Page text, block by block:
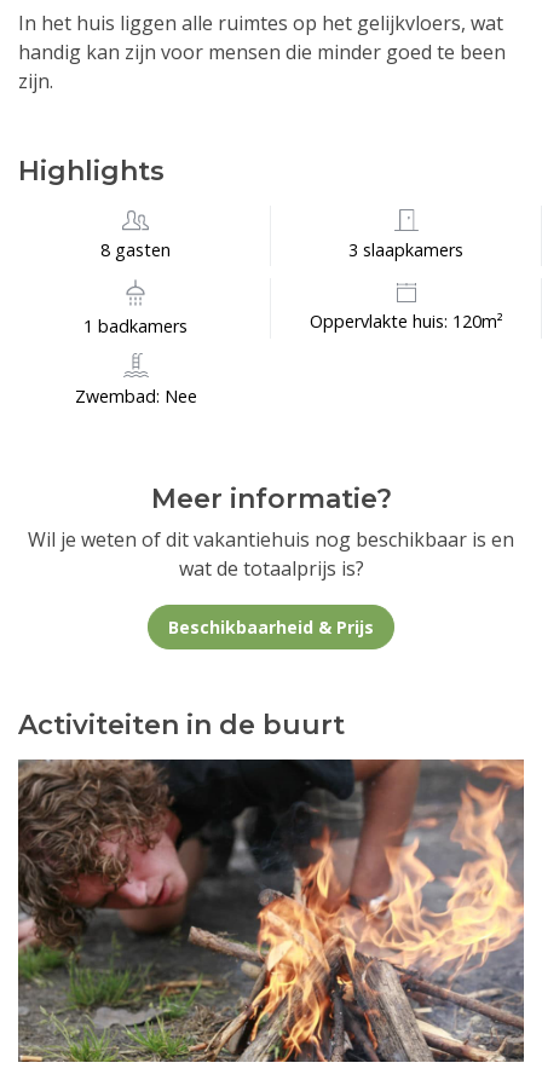
In het huis liggen alle ruimtes op het gelijkvloers, wat
handig kan zijn voor mensen die minder goed te been
zijn.
Highlights
8 gasten 3 slaapkamers
1 badkamers Oppervlakte huis: 120m²
Zwembad: Nee
Meer informatie?
Wil je weten of dit vakantiehuis nog beschikbaar is en
wat de totaalprijs is?
Beschikbaarheid & Prijs
Activiteiten in de buurt